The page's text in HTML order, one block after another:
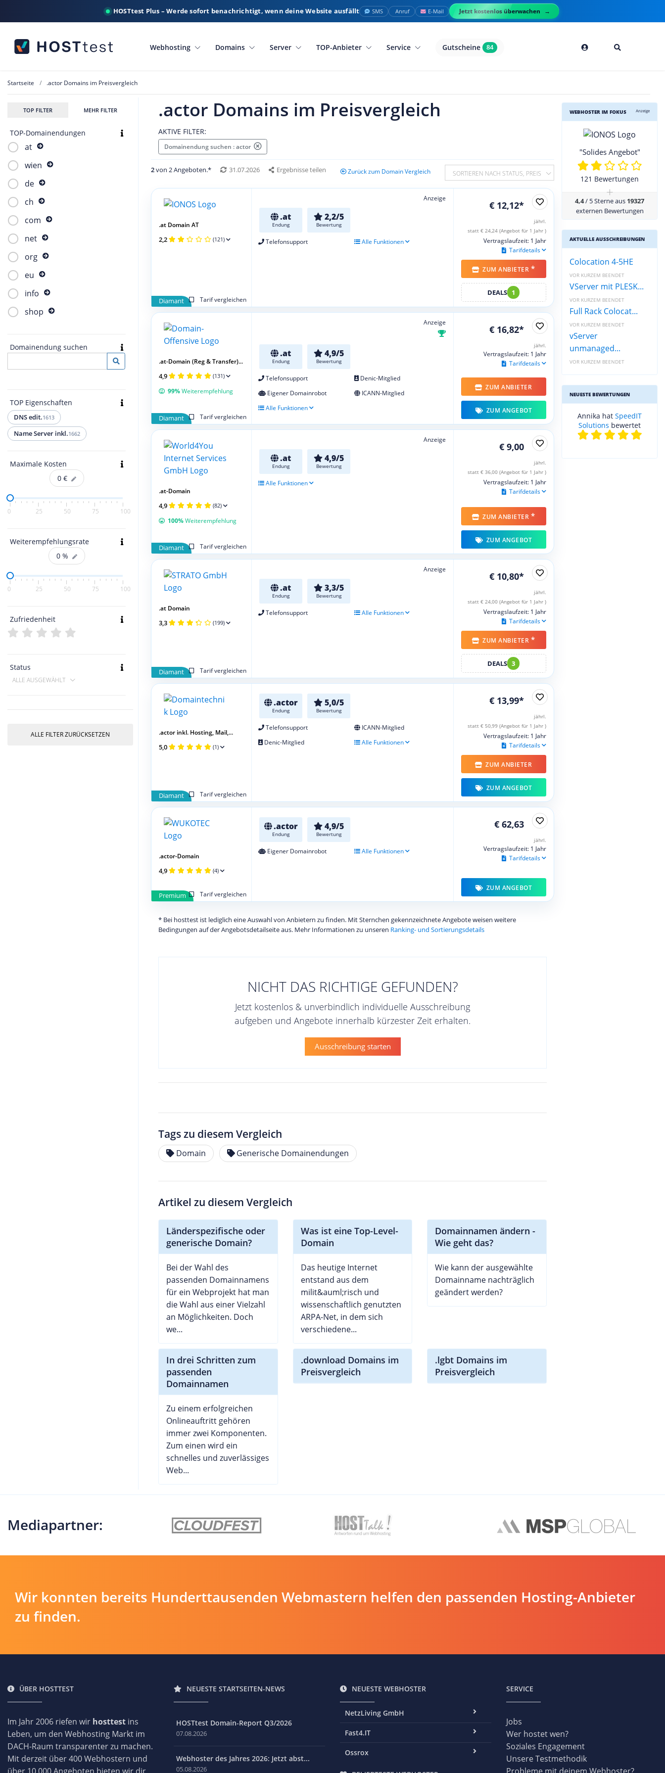
HOSTtest Plus – Werde sofort benachrichtigt, wenn deine Website ausfällt SMS Anruf E-Mail Jetzt kostenlos überwachen
Webhosting Domains Server TOP-Anbieter Service Gutscheine 84
Startseite .actor Domains im Preisvergleich
TOP FILTER MEHR FILTER
TOP-Domainendungen
at
wien
de
ch
com
net
org
eu
info
shop
Domainendung suchen
TOP Eigenschaften
DNS edit.1613
Name Server inkl.1662
Maximale Kosten
0 €
0 25 50 75 100
Weiterempfehlungsrate
0 %
0 25 50 75 100
Zufriedenheit
Status
ALLE AUSGEWÄHLT
ALLE FILTER ZURÜCKSETZEN
.actor Domains im Preisvergleich
AKTIVE FILTER:
Domainendung suchen : actor
2von 2 Angeboten.* 31.07.2026 Ergebnisse teilen Zurück zum Domain Vergleich SORTIEREN NACH STATUS, PREIS
Anzeige
.at
Endung
2,2/5
Bewertung
Telefonsupport Alle Funktionen
Diamant Tarif vergleichen
.at Domain AT
2,2 (121)
€ 12,12*
jährl.
statt € 24,24 (Angebot für 1 Jahr )
Vertragslaufzeit: 1 Jahr
Tarifdetails
ZUM ANBIETER *
DEALS 1
Anzeige
.at
Endung
4,9/5
Bewertung
Telefonsupport
Denic-Mitglied
Eigener Domainrobot
ICANN-Mitglied
Alle Funktionen
Diamant
Tarif vergleichen
.at-Domain (Reg & Transfer)...
4,9 (131)
99%Weiterempfehlung
€ 16,82*
jährl.
Vertragslaufzeit: 1 Jahr
Tarifdetails
ZUM ANBIETER
ZUM ANGEBOT
Anzeige
.at
Endung
4,9/5
Bewertung
Alle Funktionen
Diamant Tarif vergleichen
.at-Domain
4,9 (82)
100%Weiterempfehlung
€ 9,00
jährl.
statt € 36,00 (Angebot für 1 Jahr )
Vertragslaufzeit: 1 Jahr
Tarifdetails
ZUM ANBIETER *
ZUM ANGEBOT
Anzeige
.at
Endung
3,3/5
Bewertung
Telefonsupport Alle Funktionen
Diamant Tarif vergleichen
.at Domain
3,3 (199)
€ 10,80*
jährl.
statt € 24,00 (Angebot für 1 Jahr )
Vertragslaufzeit: 1 Jahr
Tarifdetails
ZUM ANBIETER *
DEALS 3
.actor
Endung
5,0/5
Bewertung
Telefonsupport
ICANN-Mitglied
Denic-Mitglied
Alle Funktionen
Diamant Tarif vergleichen
.actor inkl. Hosting, Mail,...
5,0 (1)
€ 13,99*
jährl.
statt € 50,99 (Angebot für 1 Jahr )
Vertragslaufzeit: 1 Jahr
Tarifdetails
ZUM ANBIETER
ZUM ANGEBOT
.actor
Endung
4,9/5
Bewertung
Eigener Domainrobot Alle Funktionen
Premium Tarif vergleichen
.actor-Domain
4,9 (4)
€ 62,63
jährl.
Vertragslaufzeit: 1 Jahr
Tarifdetails
ZUM ANGEBOT
* Bei hosttest ist lediglich eine Auswahl von Anbietern zu finden. Mit Sternchen gekennzeichnete Angebote weisen weitere
Bedingungen auf der Angebotsdetailseite aus. Mehr Informationen zu unseren Ranking- und Sortierungsdetails
NICHT DAS RICHTIGE GEFUNDEN?
Jetzt kostenlos & unverbindlich individuelle Ausschreibung
aufgeben und Angebote innerhalb kürzester Zeit erhalten.
Ausschreibung starten
Tags zu diesem Vergleich
Domain Generische Domainendungen
Artikel zu diesem Vergleich
Länderspezifische oder
generische Domain?
Bei der Wahl des
passenden Domainnamens
für ein Webprojekt hat man
die Wahl aus einer Vielzahl
an Möglichkeiten. Doch
we...
Was ist eine Top-Level-
Domain
Das heutige Internet
entstand aus dem
milit&auml;risch und
wissenschaftlich genutzten
ARPA-Net, in dem sich
verschiedene...
Domainnamen ändern -
Wie geht das?
Wie kann der ausgewählte
Domainname nachträglich
geändert werden?
In drei Schritten zum
passenden
Domainnamen
Zu einem erfolgreichen
Onlineauftritt gehören
immer zwei Komponenten.
Zum einen wird ein
schnelles und zuverlässiges
Web...
.download Domains im
Preisvergleich
.lgbt Domains im
Preisvergleich
WEBHOSTER IM FOKUS Anzeige
"Solides Angebot"
121 Bewertungen
+
4,4/ 5 Sterne aus 19327
externen Bewertungen
AKTUELLE AUSSCHREIBUNGEN
Colocation 4-5HE
VOR KURZEM BEENDET
VServer mit PLESK...
VOR KURZEM BEENDET
Full Rack Colocat...
VOR KURZEM BEENDET
vServer
unmanaged...
VOR KURZEM BEENDET
NEUESTE BEWERTUNGEN
Annika hat SpeedIT
Solutions bewertet
Mediapartner:
Wir konnten bereits Hunderttausenden Webmastern helfen den passenden Hosting-Anbieter
zu finden.
ÜBER HOSTTEST
Im Jahr 2006 riefen wir hosttest ins
Leben, um den Webhosting Markt im
DACH-Raum transparenter zu machen.
Mit derzeit über 400 Webhostern und
NEUESTE STARTSEITEN-NEWS
HOSTtest Domain-Report Q3/2026
07.08.2026
Webhoster des Jahres 2026: Jetzt abst...
05.08.2026
NEUESTE WEBHOSTER
NetzLiving GmbH
Fast4.IT
Ossrox
SERVICE
Jobs
Wer hostet wen?
Soziales Engagement
Unsere Testmethodik